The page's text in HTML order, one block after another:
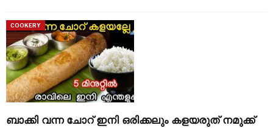
COOKERY
ബാക്കി വന്ന ചോറ് ഇനി ഒരിക്കലും കളയരുത് നമുക്ക്